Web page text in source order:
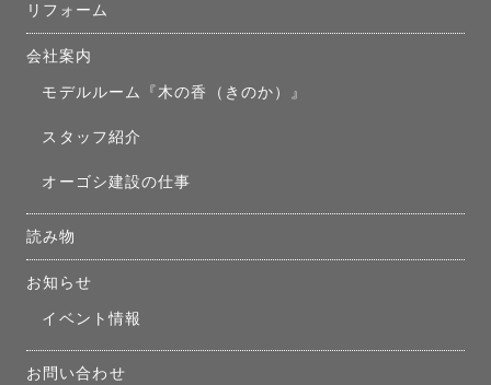
リフォーム
会社案内
モデルルーム『木の香（きのか）』
スタッフ紹介
オーゴシ建設の仕事
読み物
お知らせ
イベント情報
お問い合わせ